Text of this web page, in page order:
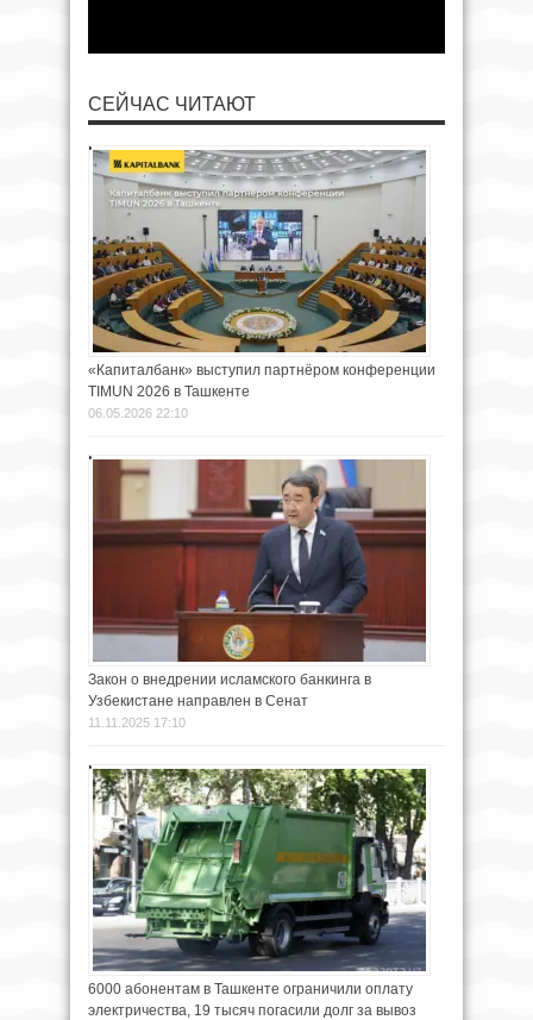
СЕЙЧАС ЧИТАЮТ
«Капиталбанк» выступил партнёром конференции
TIMUN 2026 в Ташкенте
06.05.2026 22:10
Закон о внедрении исламского банкинга в
Узбекистане направлен в Сенат
11.11.2025 17:10
6000 абонентам в Ташкенте ограничили оплату
электричества, 19 тысяч погасили долг за вывоз